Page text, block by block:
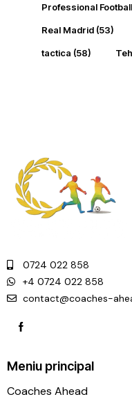
Professional
Real Madrid (53)
tactica (58)
0724 022 858
+4 0724 022 858
contact@coaches-
Meniu principal
Coaches Ahead